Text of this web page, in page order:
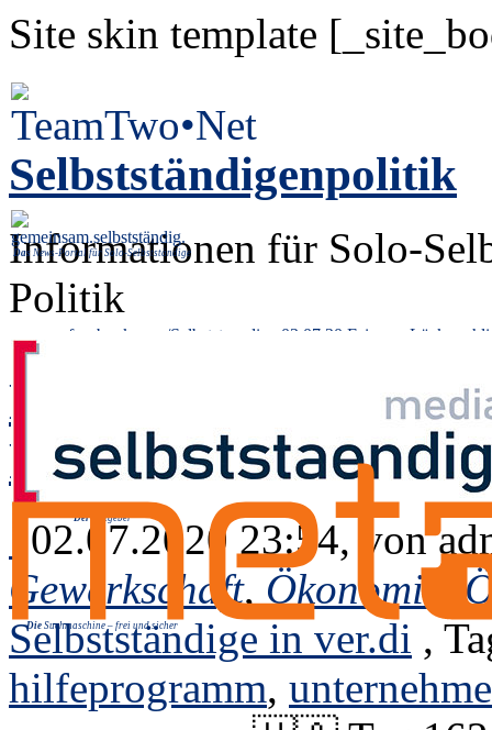
Site skin template
Selbstständigenpolitik
Informationen für Solo-
Politik
Das News-Portal für Solo-Selbstständige
DerRatgeber
Die Suchmaschine – frei und sicher
« www.facebook.com/Selbststaendige 03.07.20 Fairness-Lücke
Endlich!? – Corona-
Freiberufler
02.07.2020 23:54, von
Gewerkschaft, Ökonomie
Selbstständige in ver.di ,
hilfeprogramm,